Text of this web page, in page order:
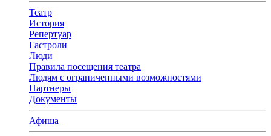
Театр
История
Репертуар
Гастроли
Люди
Правила посещения театра
Людям с ограниченными возможностями
Партнеры
Документы
Афиша